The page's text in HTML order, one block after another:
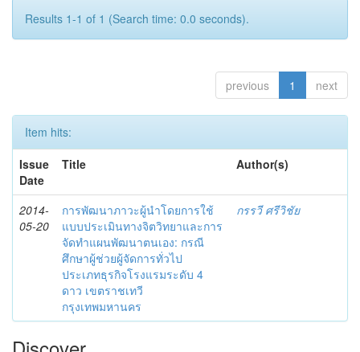
Results 1-1 of 1 (Search time: 0.0 seconds).
previous 1 next
Item hits:
Issue
Date
Title Author(s)
2014-
05-20
การพัฒนาภาวะผู้นำโดยการใช้
แบบประเมินทางจิตวิทยาและการ
จัดทำแผนพัฒนาตนเอง: กรณี
ศึกษาผู้ช่วยผู้จัดการทั่วไป
ประเภทธุรกิจโรงแรมระดับ 4
ดาว เขตราชเทวี
กรุงเทพมหานคร
กรรวี ศรีวิชัย